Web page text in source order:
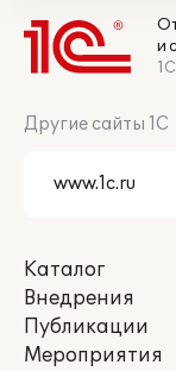
и
Другие сайты 1С
Каталог
Внедрения
Публикации
Мероприятия